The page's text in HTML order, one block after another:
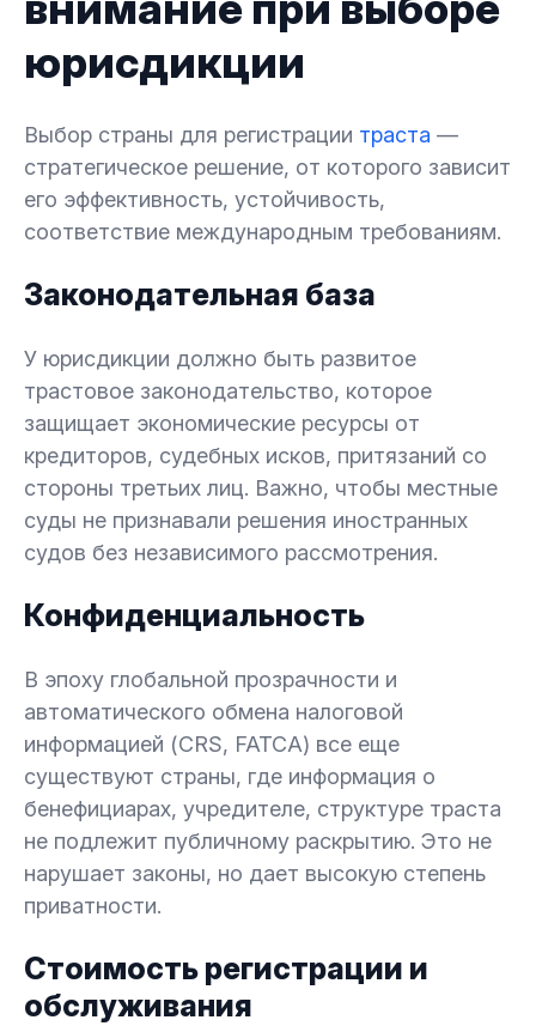
Как выбрать подходящую юрисдикцию:
практические советы
6. Резюме
юрисдикции
Выбор страны для регистрации траста —
стратегическое решение, от которого зависит
его эффективность, устойчивость,
соответствие международным требованиям.
Законодательная база
У юрисдикции должно быть развитое
трастовое законодательство, которое
защищает экономические ресурсы от
кредиторов, судебных исков, притязаний со
стороны третьих лиц. Важно, чтобы местные
суды не признавали решения иностранных
судов без независимого рассмотрения.
Конфиденциальность
В эпоху глобальной прозрачности и
автоматического обмена налоговой
информацией (CRS, FATCA) все еще
существуют страны, где информация о
бенефициарах, учредителе, структуре траста
не подлежит публичному раскрытию. Это не
нарушает законы, но дает высокую степень
приватности.
Стоимость регистрации и
обслуживания